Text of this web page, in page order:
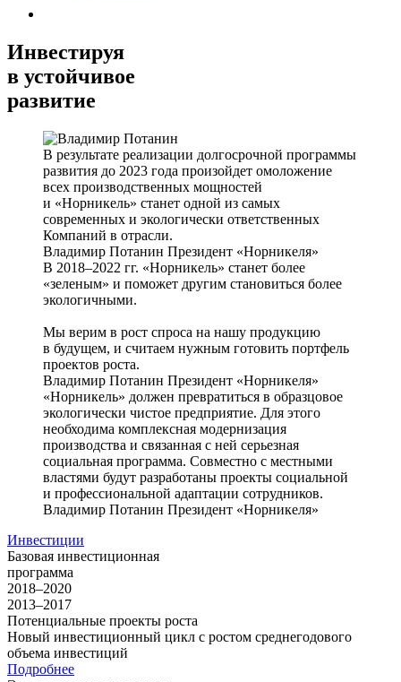
Инвестируя
в устойчивое
развитие
В результате реализации долгосрочной программы
развития до 2023 года произойдет омоложение
всех производственных мощностей
и «Норникель» станет одной из самых
современных и экологически ответственных
Компаний в отрасли.
Владимир Потанин Президент «Норникеля»
В 2018–2022 гг. «Норникель» станет более
«зеленым» и поможет другим становиться более
экологичными.
Мы верим в рост спроса на нашу продукцию
в будущем, и считаем нужным готовить портфель
проектов роста.
Владимир Потанин Президент «Норникеля»
«Норникель» должен превратиться в образцовое
экологически чистое предприятие. Для этого
необходима комплексная модернизация
производства и связанная с ней серьезная
социальная программа. Совместно с местными
властями будут разработаны проекты социальной
и профессиональной адаптации сотрудников.
Владимир Потанин Президент «Норникеля»
Инвестиции
Базовая инвестиционная
программа
2018–2020
2013–2017
Потенциальные проекты роста
Новый инвестиционный цикл с ростом среднегодового
объема инвестиций
Подробнее